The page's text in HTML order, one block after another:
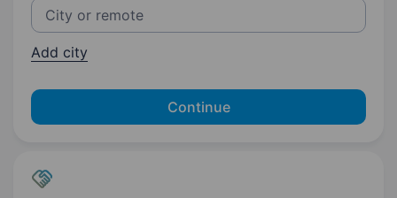
Add city
Continue